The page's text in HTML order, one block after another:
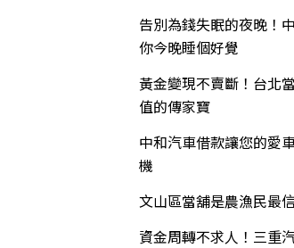
告別為錢失眠的夜晚！
你今晚睡個好覺
黃金變現不賣斷！台北
值的傳家寶
中和汽車借款讓您的愛
機
文山區當舖是農漁民最
資金周轉不求人！三重